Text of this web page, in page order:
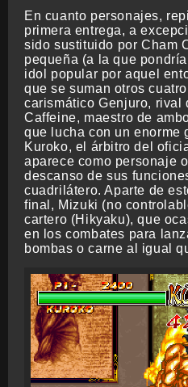
En cuanto personajes,
primera entrega, a
sido sustituido por Cham
pequeña (a la que
idol popular por aquel
que se suman otros
carismático Genjuro, rival
Caffeine, maestro de
que lucha con un enorme
Kuroko, el árbitro del
aparece como personaje
descanso de sus
cuadrilátero. Aparte de
final, Mizuki (no
cartero (Hikyaku), que
en los combates para
bombas o carne al igual